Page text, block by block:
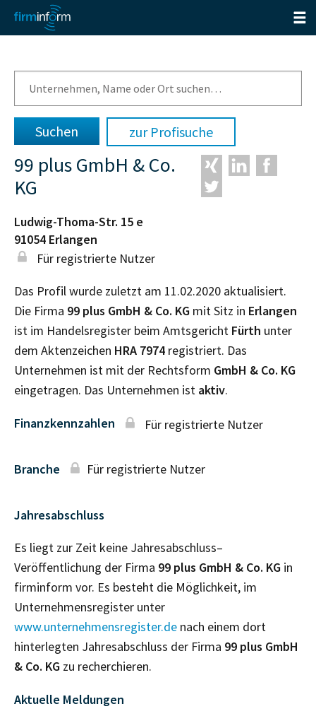
zur Profisuche
99 plus GmbH & Co.
KG
Ludwig-Thoma-Str. 15 e
91054 Erlangen
Für registrierte Nutzer
Das Profil wurde zuletzt am 11.02.2020 aktualisiert.
Die Firma 99 plus GmbH & Co. KG mit Sitz in Erlangen
ist im Handelsregister beim Amtsgericht Fürth unter
dem Aktenzeichen HRA 7974 registriert. Das
Unternehmen ist mit der Rechtsform GmbH & Co. KG
eingetragen. Das Unternehmen ist aktiv.
Finanzkennzahlen Für registrierte Nutzer
Branche Für registrierte Nutzer
Jahresabschluss
Es liegt zur Zeit keine Jahresabschluss–
Veröffentlichung der Firma 99 plus GmbH & Co. KG in
firminform vor. Es besteht die Möglichkeit, im
Unternehmensregister unter
www.unternehmensregister.de nach einem dort
hinterlegten Jahresabschluss der Firma 99 plus GmbH
& Co. KG zu recherchieren.
Aktuelle Meldungen